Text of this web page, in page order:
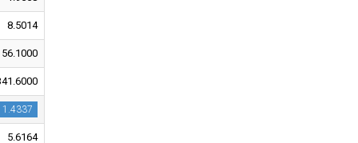
8.5014
1.4337
5.6164